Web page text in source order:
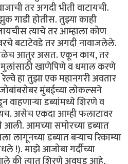
तर अगदी भीती वाटायची.
गाडी होतीस. तुझ्या काही
त्याचे तर आम्हाला कोण
बटाटेवडे तर अगदी नावाजलेले.
आतुर असत. एकून काय, तर
मुलांसाठी खाणेपिणे व धमाल करणे
हा तुझा एक महानगरी अवतार
मुंबईच्या लोकल्सने
वाहणाऱ्या डब्यांमध्ये शिरणे व
असेच एकदा आम्ही फलाटावर
आली. आमच्या समोरच्या डब्यात
लागूनच्या डब्यात बऱ्याच रिकाम्या
!). माझे आजोबा गर्दीच्या